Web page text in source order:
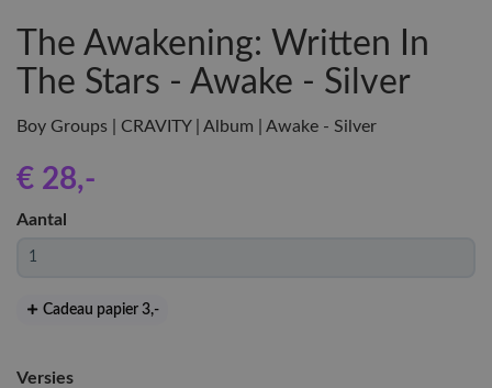
The Awakening: Written In
The Stars - Awake - Silver
Boy Groups | CRAVITY | Album | Awake - Silver
€ 28,-
Aantal
Cadeau papier 3,-
Versies